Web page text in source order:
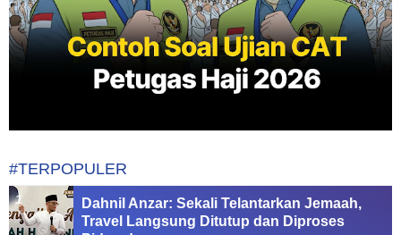
#TERPOPULER
Dahnil Anzar: Sekali Telantarkan Jemaah,
Travel Langsung Ditutup dan Diproses